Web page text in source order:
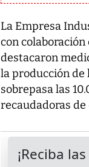
La Empresa
con
destacaron
la producción de
sobrepasa las
recaudadoras